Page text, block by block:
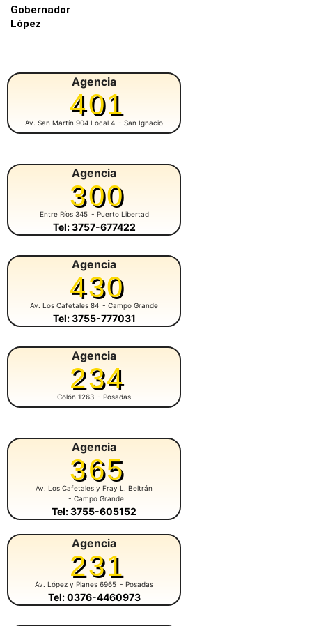
Gobernador
López
Agencia
401
Av. San Martín 904 Local 4 - San Ignacio
Agencia
300
Entre Ríos 345 - Puerto Libertad
Tel: 3757-677422
Agencia
430
Av. Los Cafetales 84 - Campo Grande
Tel: 3755-777031
Agencia
234
Colón 1263 - Posadas
Agencia
365
Av. Los Cafetales y Fray L. Beltrán
- Campo Grande
Tel: 3755-605152
Agencia
231
Av. López y Planes 6965 - Posadas
Tel: 0376-4460973